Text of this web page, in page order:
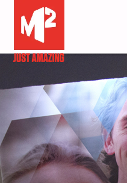
WELKOM
VIDEO
PROJECTEN
BRANCHES